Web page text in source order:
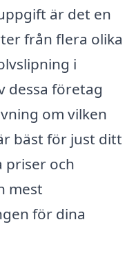
är det en
från flera olika
i
dessa företag
om vilken
bäst för just ditt
priser och
mest
för dina